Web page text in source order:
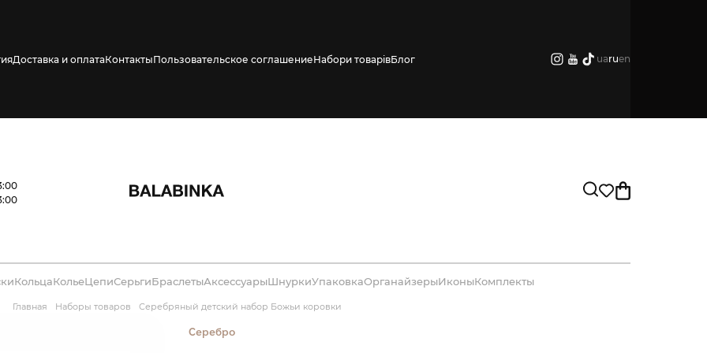
Доставка и оплатаКонтактыПользовательское соглашениеНабори товарівБлог uaruen
КольцаКольеЦепиСерьгиБраслетыАксессуарыШнуркиУпаковкаОрганайзерыИконыКомплекты
Главная Наборы товаров Серебряный детский набор Божьи коровки
Серебро